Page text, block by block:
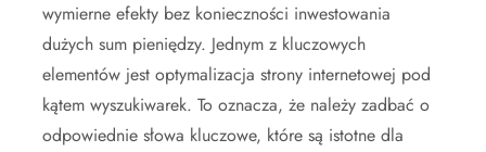
wymierne efekty bez konieczności inwestowania
dużych sum pieniędzy. Jednym z kluczowych
elementów jest optymalizacja strony internetowej pod
kątem wyszukiwarek. To oznacza, że należy zadbać o
odpowiednie słowa kluczowe, które są istotne dla